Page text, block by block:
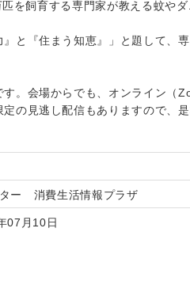
を飼育する専門家が教える蚊やダ
と『住まう知恵』」と題して、
。会場からでも、オンライン（
の見逃し配信もありますので、
ー 消費生活情報プラザ
07月10日